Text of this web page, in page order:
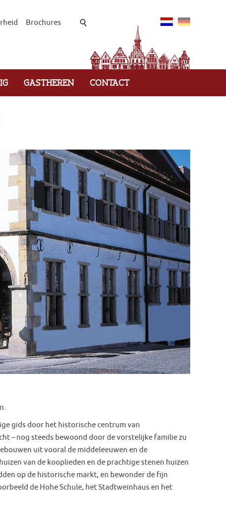
Brochures
GASTHEREN CONTACT
gids door het historische centrum van
– nog steeds bewoond door de vorstelijke familie zu
uit vooral de middeleeuwen en de
van de kooplieden en de prachtige stenen huizen
op de historische markt, en bewonder de fijn
de Hohe Schule, het Stadtweinhaus en het